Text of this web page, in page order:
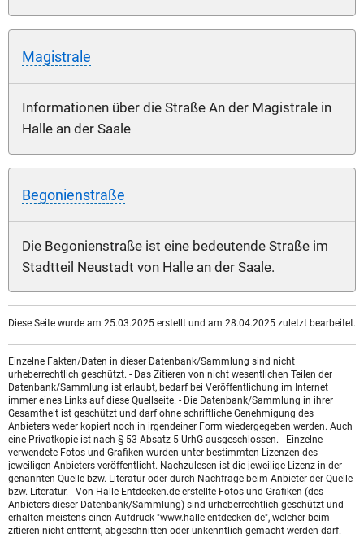
Magistrale
Informationen über die Straße An der Magistrale in
Halle an der Saale
Begonienstraße
Die Begonienstraße ist eine bedeutende Straße im
Stadtteil Neustadt von Halle an der Saale.
Diese Seite wurde am 25.03.2025 erstellt und am 28.04.2025 zuletzt bearbeitet.
Einzelne Fakten/Daten in dieser Datenbank/Sammlung sind nicht
urheberrechtlich geschützt. - Das Zitieren von nicht wesentlichen Teilen der
Datenbank/Sammlung ist erlaubt, bedarf bei Veröffentlichung im Internet
immer eines Links auf diese Quellseite. - Die Datenbank/Sammlung in ihrer
Gesamtheit ist geschützt und darf ohne schriftliche Genehmigung des
Anbieters weder kopiert noch in irgendeiner Form wiedergegeben werden. Auch
eine Privatkopie ist nach § 53 Absatz 5 UrhG ausgeschlossen. - Einzelne
verwendete Fotos und Grafiken wurden unter bestimmten Lizenzen des
jeweiligen Anbieters veröffentlicht. Nachzulesen ist die jeweilige Lizenz in der
genannten Quelle bzw. Literatur oder durch Nachfrage beim Anbieter der Quelle
bzw. Literatur. - Von Halle-Entdecken.de erstellte Fotos und Grafiken (des
Anbieters dieser Datenbank/Sammlung) sind urheberrechtlich geschützt und
erhalten meistens einen Aufdruck "www.halle-entdecken.de", welcher beim
zitieren nicht entfernt, abgeschnitten oder unkenntlich gemacht werden darf.